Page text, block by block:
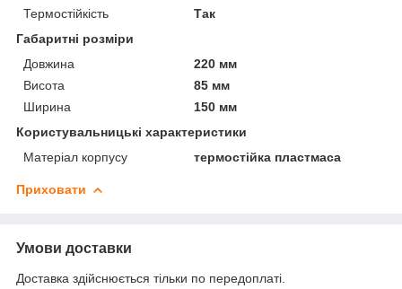
Термостійкість
Так
Габаритні розміри
Довжина
220 мм
Висота
85 мм
Ширина
150 мм
Користувальницькі характеристики
Матеріал корпусу
термостійка пластмаса
Приховати
Умови доставки
Доставка здійснюється тільки по передоплаті.